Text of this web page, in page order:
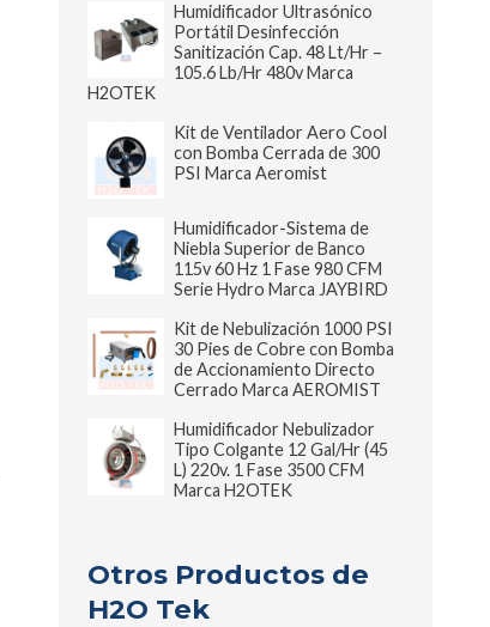
Humidificador Ultrasónico
Portátil Desinfección
Sanitización Cap. 48 Lt/Hr –
105.6 Lb/Hr 480v Marca
H2OTEK
Kit de Ventilador Aero Cool
con Bomba Cerrada de 300
PSI Marca Aeromist
Humidificador-Sistema de
Niebla Superior de Banco
115v 60 Hz 1 Fase 980 CFM
Serie Hydro Marca JAYBIRD
Kit de Nebulización 1000 PSI
30 Pies de Cobre con Bomba
de Accionamiento Directo
Cerrado Marca AEROMIST
Humidificador Nebulizador
Tipo Colgante 12 Gal/Hr (45
L) 220v. 1 Fase 3500 CFM
Marca H2OTEK
Otros Productos de
H2O Tek